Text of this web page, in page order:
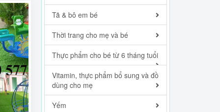
Tã & bô em bé
Thời trang cho mẹ và bé
Thực phẩm cho bé từ 6 tháng tuổi
Vitamin, thực phẩm bổ sung và đồ
dùng cho mẹ
Yếm